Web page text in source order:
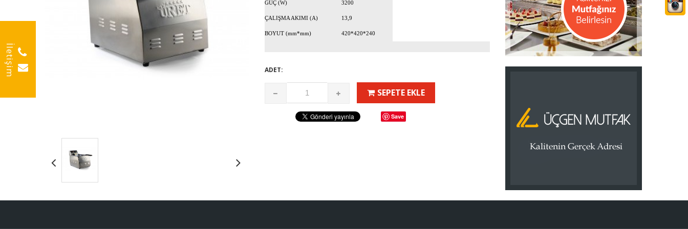
GÜÇ (W) 3200
ÇALIŞMA AKIMI (A) 13,9
BOYUT (mm*mm) 420*420*240
ADET:
SEPETE EKLE
Save
İletişim